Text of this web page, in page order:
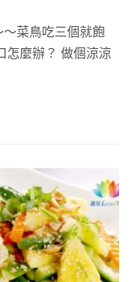
菜鳥吃三個就飽
怎麼辦？ 做個涼涼